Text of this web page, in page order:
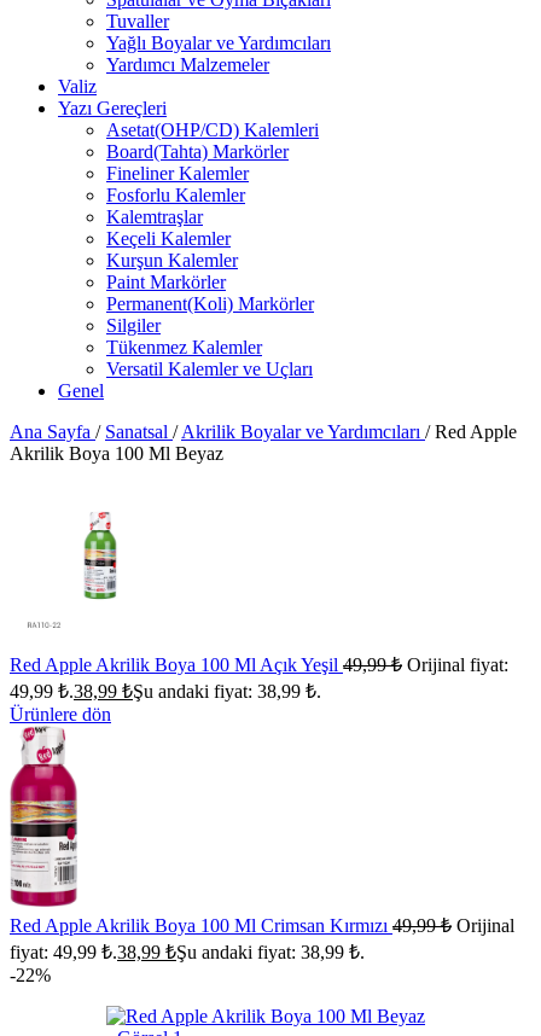
Tuvaller
Yağlı Boyalar ve Yardımcıları
Yardımcı Malzemeler
Valiz
Yazı Gereçleri
Asetat(OHP/CD) Kalemleri
Board(Tahta) Markörler
Fineliner Kalemler
Fosforlu Kalemler
Kalemtraşlar
Keçeli Kalemler
Kurşun Kalemler
Paint Markörler
Permanent(Koli) Markörler
Silgiler
Tükenmez Kalemler
Versatil Kalemler ve Uçları
Genel
Ana Sayfa / Sanatsal / Akrilik Boyalar ve Yardımcıları / Red Apple
Akrilik Boya 100 Ml Beyaz
Red Apple Akrilik Boya 100 Ml Açık Yeşil 49,99₺ Orijinal fiyat:
49,99 ₺.38,99 ₺Şu andaki fiyat: 38,99 ₺.
Ürünlere dön
Red Apple Akrilik Boya 100 Ml Crimsan Kırmızı 49,99₺ Orijinal
fiyat: 49,99 ₺.38,99 ₺Şu andaki fiyat: 38,99 ₺.
-22%